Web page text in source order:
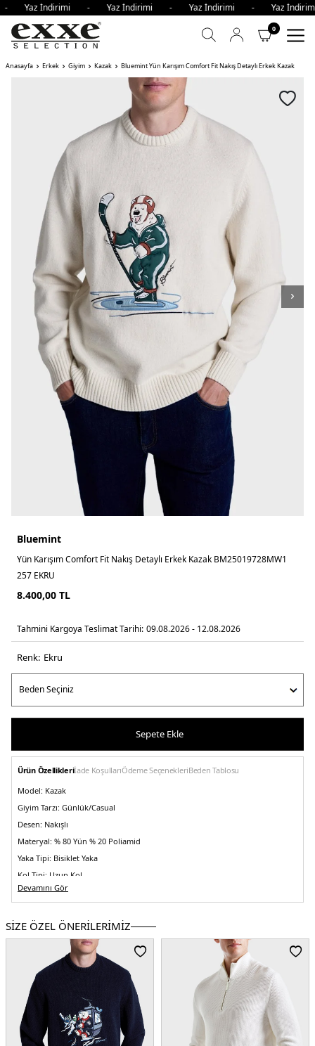
Yaz İndirimi - Yaz İndirimi - Yaz İndirimi - Yaz
0
Anasayfa Erkek Giyim Kazak Bluemint Yün Karışım Comfort Fit Nakış Detaylı Erkek Kazak
Bluemint
Yün Karışım Comfort Fit Nakış Detaylı Erkek Kazak BM25019728MW1
257 EKRU
8.400,00 TL
Tahmini Kargoya Teslimat Tarihi: 09.08.2026 - 12.08.2026
Renk: ekru
Sepete Ekle
Ürün Özellikleriİade KoşullarıÖdeme SeçenekleriBeden Tablosu
Model: Kazak
Giyim Tarzı: Günlük/Casual
Desen: Nakışlı
Materyal: % 80 Yün % 20 Poliamid
Yaka Tipi: Bisiklet Yaka
Kol Tipi: Uzun Kol
Kumaş Tipi:Belirtilmemiş
Kalıp Bilgisi:Comfort Fit
Yaş Grubu:Yetişkin
Türkiye
Detaylar:
Ribana Kol ve Yaka Bitimi
5DK1BM25019728MW1257.69
Devamını Gör
SİZE ÖZEL ÖNERİLERİMİZ